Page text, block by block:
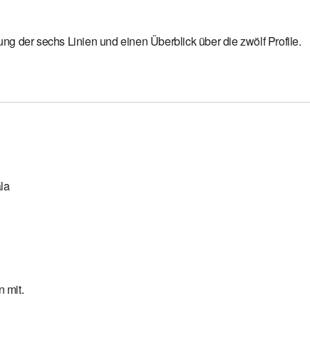
der sechs Linien und einen Überblick über die zwölf Profile.
mit.